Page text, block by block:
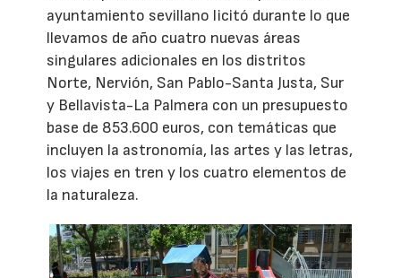
ayuntamiento sevillano licitó durante lo que
llevamos de año cuatro nuevas áreas
singulares adicionales en los distritos
Norte, Nervión, San Pablo-Santa Justa, Sur
y Bellavista-La Palmera con un presupuesto
base de 853.600 euros, con temáticas que
incluyen la astronomía, las artes y las letras,
los viajes en tren y los cuatro elementos de
la naturaleza.